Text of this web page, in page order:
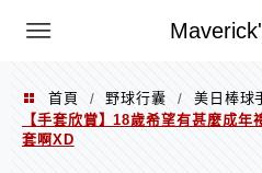
Menu
首頁 / 野球行囊 / 美日棒球
【手套欣賞】18歲希望有甚麼成
套啊XD